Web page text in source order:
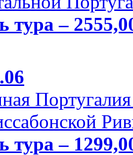
тура –
тура –